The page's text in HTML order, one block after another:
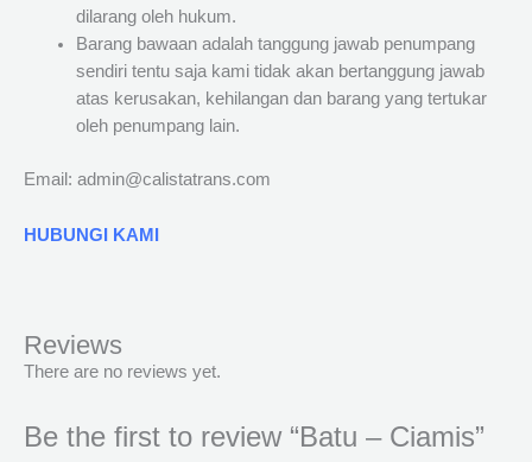
dilarang oleh hukum.
Barang bawaan adalah tanggung jawab penumpang
sendiri tentu saja kami tidak akan bertanggung jawab
atas kerusakan, kehilangan dan barang yang tertukar
oleh penumpang lain.
Email: admin@calistatrans.com
HUBUNGI KAMI
Reviews
There are no reviews yet.
Be the first to review “Batu – Ciamis”